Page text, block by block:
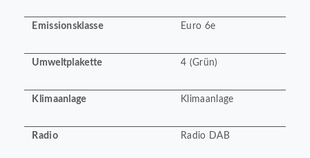
Emissionsklasse Euro 6e
Umweltplakette 4 (Grün)
Klimaanlage Klimaanlage
Radio Radio DAB